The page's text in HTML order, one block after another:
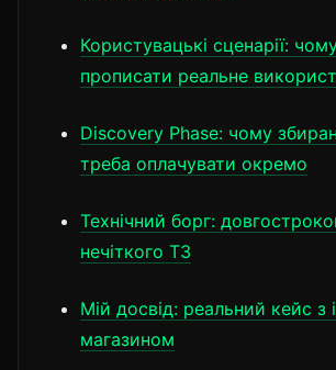
Користувацькі сценарії:
прописати реальне
Discovery Phase: чому
треба оплачувати окремо
Технічний борг:
нечіткого ТЗ
Мій досвід: реальний кейс з
магазином